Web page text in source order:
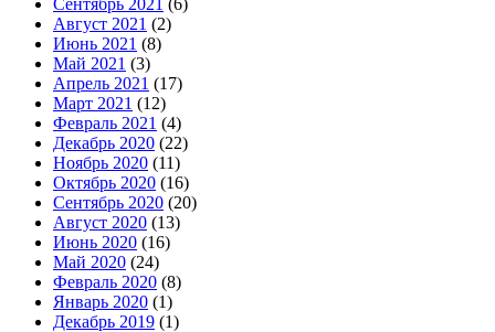
Сентябрь 2021 (6)
Август 2021 (2)
Июнь 2021 (8)
Май 2021 (3)
Апрель 2021 (17)
Март 2021 (12)
Февраль 2021 (4)
Декабрь 2020 (22)
Ноябрь 2020 (11)
Октябрь 2020 (16)
Сентябрь 2020 (20)
Август 2020 (13)
Июнь 2020 (16)
Май 2020 (24)
Февраль 2020 (8)
Январь 2020 (1)
Декабрь 2019 (1)